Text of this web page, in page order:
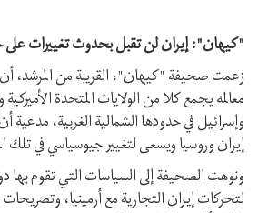
"كيهان": إيران لن تقبل بحدوث تغييرات على
زعمت صحيفة "كيهان"، القريبة من المرشد،
معالمه يجمع كلا من الولايات المتحدة الأميركية
وإسرائيل في حدودها الشمالية الغربية،
إيران وروسيا ويسعى لتغيير جيوسياسي في تلك
ونوهت الصحيفة إلى السياسات التي تقوم بها
لتحركات إيران التجارية مع أرمينيا،